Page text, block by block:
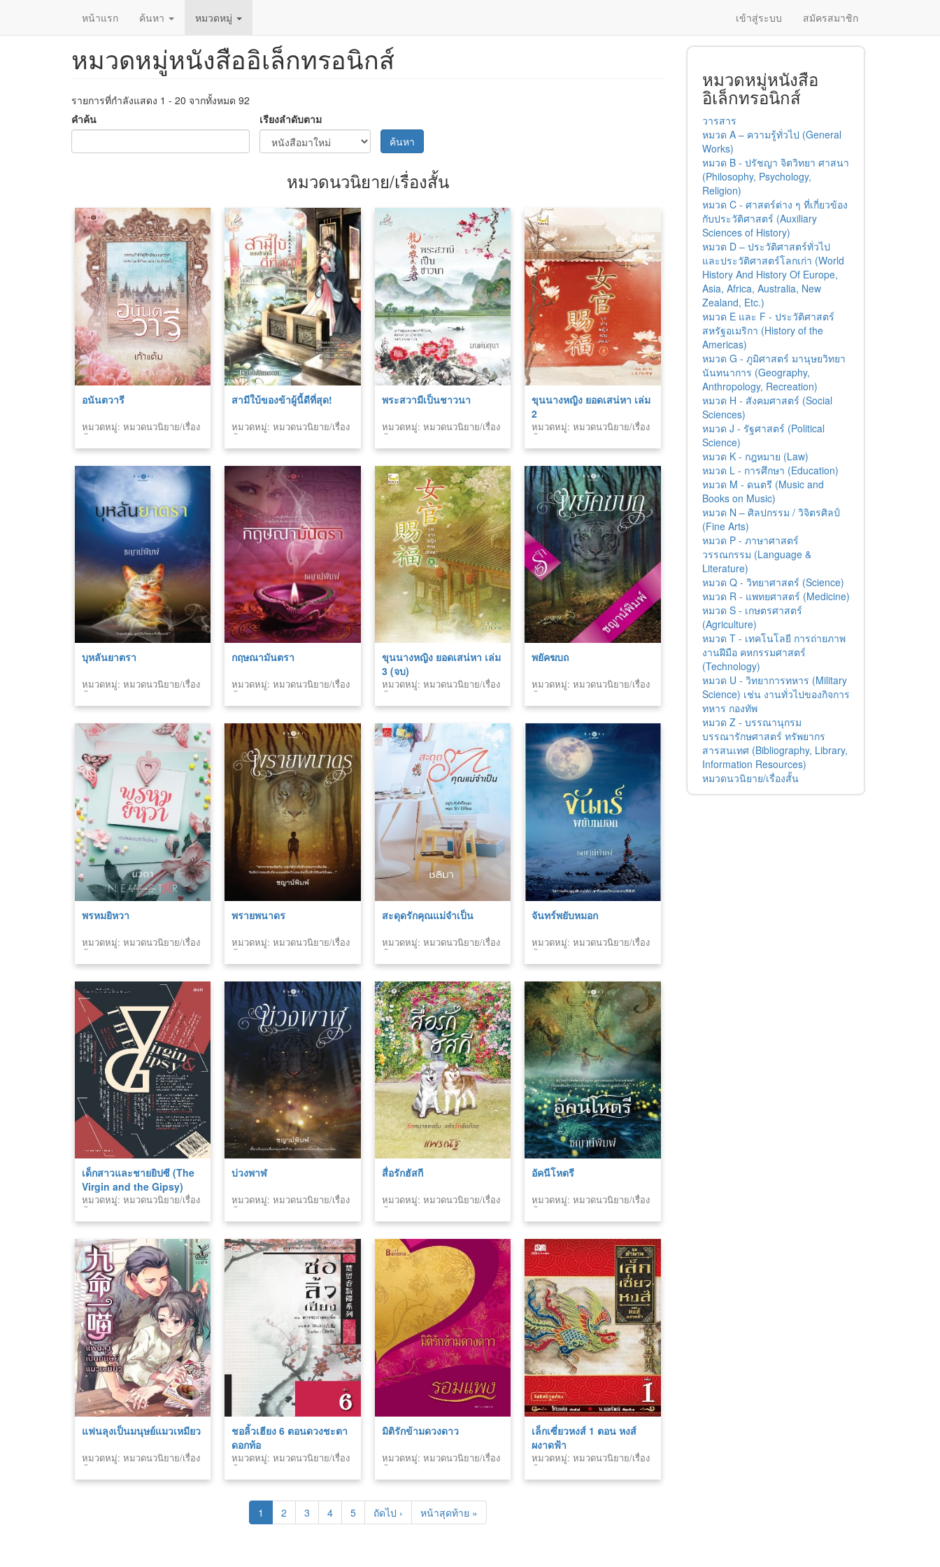
หน้าแรก ค้นหา หมวดหมู่ เข้าสู่ระบบ สมัครสมาชิก
หมวดหมู่หนังสืออิเล็กทรอนิกส์
รายการที่กำลังแสดง 1 - 20 จากทั้งหมด 92
คำค้น
เรียงลำดับตาม
ค้นหา
หมวดนวนิยาย/เรื่องสั้น
อนันตวารี
หมวดหมู่: หมวดนวนิยาย/เรื่อง
สั้น
สามีใบ้ของข้าผู้นี้ดีที่สุด!
หมวดหมู่: หมวดนวนิยาย/เรื่อง
สั้น
พระสวามีเป็นชาวนา
หมวดหมู่: หมวดนวนิยาย/เรื่อง
สั้น
ขุนนางหญิง ยอดเสน่หา เล่ม
2
หมวดหมู่: หมวดนวนิยาย/เรื่อง
สั้น
บุหลันยาตรา
หมวดหมู่: หมวดนวนิยาย/เรื่อง
กฤษณามันตรา
หมวดหมู่: หมวดนวนิยาย/เรื่อง
ขุนนางหญิง ยอดเสน่หา เล่ม
3 (จบ)
หมวดหมู่: หมวดนวนิยาย/เรื่อง
พยัคฆบถ
หมวดหมู่: หมวดนวนิยาย/เรื่อง
พรหมยิหวา
หมวดหมู่: หมวดนวนิยาย/เรื่อง
สั้น
พรายพนาดร
หมวดหมู่: หมวดนวนิยาย/เรื่อง
สั้น
สะดุดรักคุณแม่จำเป็น
หมวดหมู่: หมวดนวนิยาย/เรื่อง
สั้น
จันทร์พยับหมอก
หมวดหมู่: หมวดนวนิยาย/เรื่อง
สั้น
เด็กสาวและชายยิปซี (The
Virgin and the Gipsy)
หมวดหมู่: หมวดนวนิยาย/เรื่อง
บ่วงพาฬ
หมวดหมู่: หมวดนวนิยาย/เรื่อง
สื่อรักฮัสกี
หมวดหมู่: หมวดนวนิยาย/เรื่อง
อัคนีโหตรี
หมวดหมู่: หมวดนวนิยาย/เรื่อง
แฟนลุงเป็นมนุษย์แมวเหมียว
หมวดหมู่: หมวดนวนิยาย/เรื่อง
สั้น
ชอลิ้วเฮียง 6 ตอนดวงชะตา
ดอกท้อ
หมวดหมู่: หมวดนวนิยาย/เรื่อง
สั้น
มิติรักข้ามดวงดาว
หมวดหมู่: หมวดนวนิยาย/เรื่อง
สั้น
เล็กเซี่ยวหงส์ 1 ตอน หงส์
ผงาดฟ้า
หมวดหมู่: หมวดนวนิยาย/เรื่อง
สั้น
1 2 3 4 5 ถัดไป › หน้าสุดท้าย »
หมวดหมู่หนังสือ
อิเล็กทรอนิกส์
วารสาร
หมวด A – ความรู้ทั่วไป (General
Works)
หมวด B - ปรัชญา จิตวิทยา ศาสนา
(Philosophy, Psychology,
Religion)
หมวด C - ศาสตร์ต่าง ๆ ที่เกี่ยวข้อง
กับประวัติศาสตร์ (Auxiliary
Sciences of History)
หมวด D – ประวัติศาสตร์ทั่วไป
และประวัติศาสตร์โลกเก่า (World
History And History Of Europe,
Asia, Africa, Australia, New
Zealand, Etc.)
หมวด E และ F - ประวัติศาสตร์
สหรัฐอเมริกา (History of the
Americas)
หมวด G - ภูมิศาสตร์ มานุษยวิทยา
นันทนาการ (Geography,
Anthropology, Recreation)
หมวด H - สังคมศาสตร์ (Social
Sciences)
หมวด J - รัฐศาสตร์ (Political
Science)
หมวด K - กฎหมาย (Law)
หมวด L - การศึกษา (Education)
หมวด M - ดนตรี (Music and
Books on Music)
หมวด N – ศิลปกรรม / วิจิตรศิลป์
(Fine Arts)
หมวด P - ภาษาศาสตร์
วรรณกรรม (Language &
Literature)
หมวด Q - วิทยาศาสตร์ (Science)
หมวด R - แพทยศาสตร์ (Medicine)
หมวด S - เกษตรศาสตร์
(Agriculture)
หมวด T - เทคโนโลยี การถ่ายภาพ
งานฝีมือ คหกรรมศาสตร์
(Technology)
หมวด U - วิทยาการทหาร (Military
Science) เช่น งานทั่วไปของกิจการ
ทหาร กองทัพ
หมวด Z - บรรณานุกรม
บรรณารักษศาสตร์ ทรัพยากร
สารสนเทศ (Bibliography, Library,
Information Resources)
หมวดนวนิยาย/เรื่องสั้น